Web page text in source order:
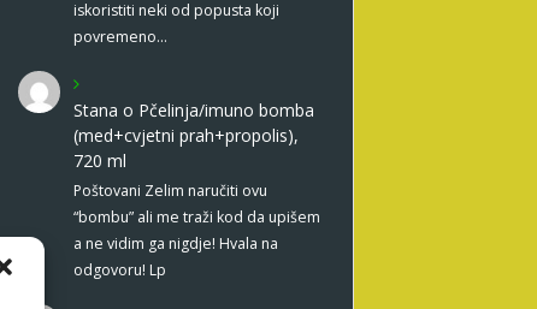
iskoristiti neki od popusta koji
povremeno…
Stana o Pčelinja/imuno bomba
(med+cvjetni prah+propolis),
720 ml
Poštovani Zelim naručiti ovu
“bombu” ali me traži kod da upišem
a ne vidim ga nigdje! Hvala na
odgovoru! Lp